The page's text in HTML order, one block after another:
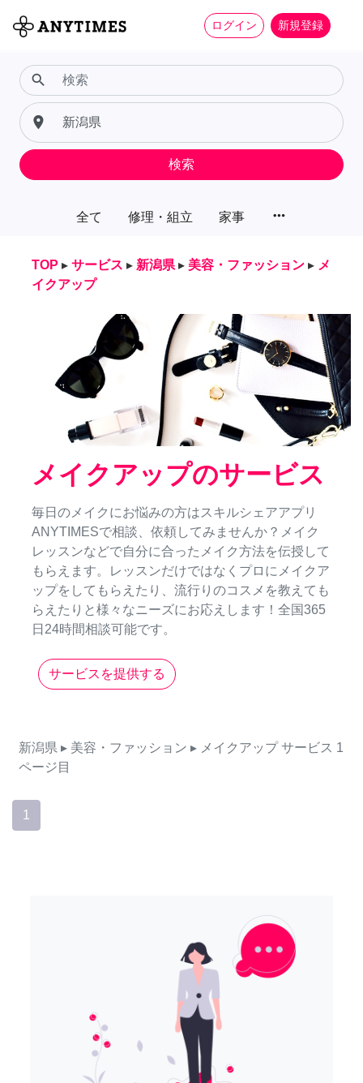
ログイン 新規登録
全て 修理・組立 家事 more_horiz
search
place
検索
TOP ▸ サービス ▸ 新潟県 ▸ 美容・ファッション ▸ メ
イクアップ
メイクアップのサービス
毎日のメイクにお悩みの方はスキルシェアアプリ
ANYTIMESで相談、依頼してみませんか？メイク
レッスンなどで自分に合ったメイク方法を伝授して
もらえます。レッスンだけではなくプロにメイクア
ップをしてもらえたり、流行りのコスメを教えても
らえたりと様々なニーズにお応えします！全国365
日24時間相談可能です。
サービスを提供する
新潟県 ▸ 美容・ファッション ▸ メイクアップ サービス 1
ページ目
1